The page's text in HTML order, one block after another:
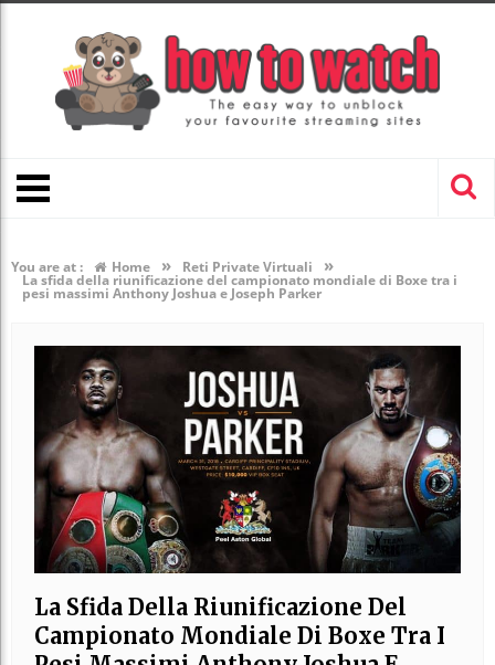
You are at : Home » Reti Private Virtuali »
La sfida della riunificazione del campionato mondiale di Boxe tra i
pesi massimi Anthony Joshua e Joseph Parker
La Sfida Della Riunificazione Del
Campionato Mondiale Di Boxe Tra I